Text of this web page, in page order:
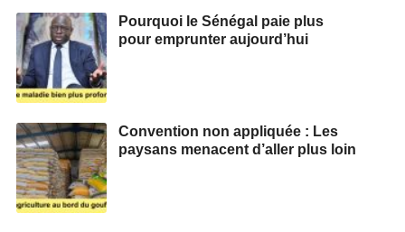
Pourquoi le Sénégal paie plus
pour emprunter aujourd’hui
Convention non appliquée : Les
paysans menacent d’aller plus loin